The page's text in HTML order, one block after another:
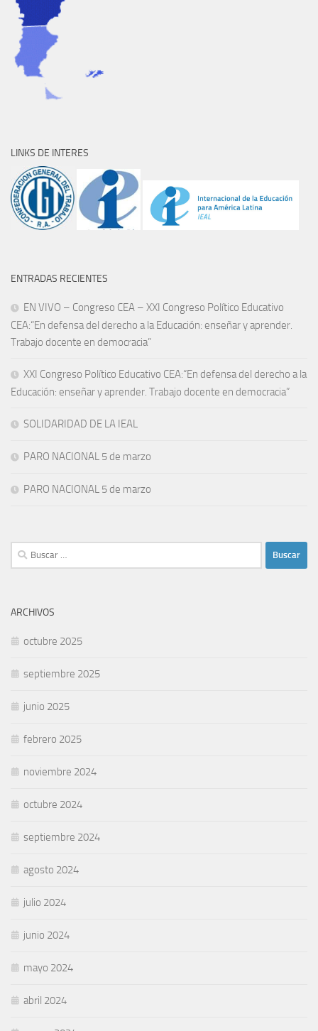
LINKS DE INTERES
ENTRADAS RECIENTES
EN VIVO – Congreso CEA – XXI Congreso Político Educativo
CEA:“En defensa del derecho a la Educación: enseñar y aprender.
Trabajo docente en democracia”
XXI Congreso Político Educativo CEA:“En defensa del derecho a la
Educación: enseñar y aprender. Trabajo docente en democracia”
SOLIDARIDAD DE LA IEAL
PARO NACIONAL 5 de marzo
PARO NACIONAL 5 de marzo
Buscar:
ARCHIVOS
octubre 2025
septiembre 2025
junio 2025
febrero 2025
noviembre 2024
octubre 2024
septiembre 2024
agosto 2024
julio 2024
junio 2024
mayo 2024
abril 2024